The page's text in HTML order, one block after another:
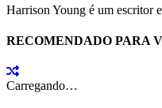
Harrison Young é um escritor
RECOMENDADO PARA
Carregando…